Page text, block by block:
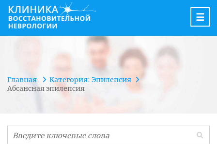
☰
Главная
Категория: Эпилепсия
Абсансная эпилепсия